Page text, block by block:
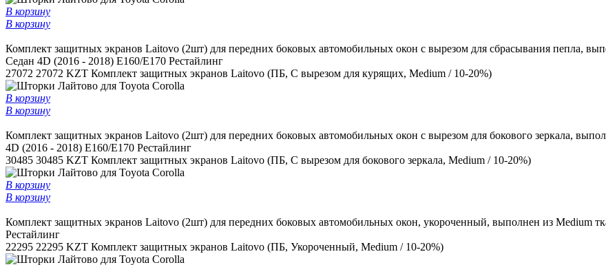
В корзину
В корзину
Комплект защитных экранов Laitovo (2шт) для передних боковых автомобильных окон c вырезом для сбрасывания пепла,
Седан 4D (2016 - 2018) E160/E170 Рестайлинг
27072 27072 KZT Комплект защитных экранов Laitovo (ПБ, С вырезом для курящих, Medium / 10-20%)
В корзину
В корзину
Комплект защитных экранов Laitovo (2шт) для передних боковых автомобильных окон с вырезом для бокового зеркала,
4D (2016 - 2018) E160/E170 Рестайлинг
30485 30485 KZT Комплект защитных экранов Laitovo (ПБ, С вырезом для бокового зеркала, Medium / 10-20%)
В корзину
В корзину
Комплект защитных экранов Laitovo (2шт) для передних боковых автомобильных окон, укороченный, выполнен из Medium
Рестайлинг
22295 22295 KZT Комплект защитных экранов Laitovo (ПБ, Укороченный, Medium / 10-20%)